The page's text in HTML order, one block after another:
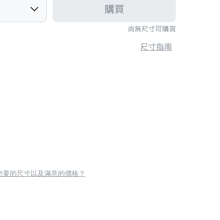
尚無尺寸可購買
購買
尺寸指南
要的尺寸以及滿意的價格？